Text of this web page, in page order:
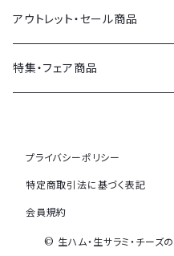
その他各国
ソース類
その他調味料
おつまみ
トマト製品・野菜類
その他
飲料
菓子
アウトレット・セール商品
セール商品
特集・フェア商品
トリュフ特集
ビールのおつまみ特集
プライバシーポリシー
特定商取引法に基づく表記
会員規約
© 生ハム・生サラミ・チーズ